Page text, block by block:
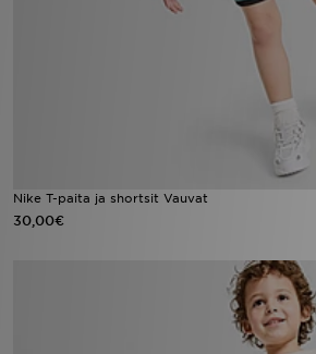
Nike T-paita ja shortsit Vauvat
30,00€